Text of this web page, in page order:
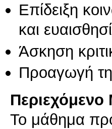
Επίδειξη
και
Άσκηση
Προαγωγή
Το μάθημα